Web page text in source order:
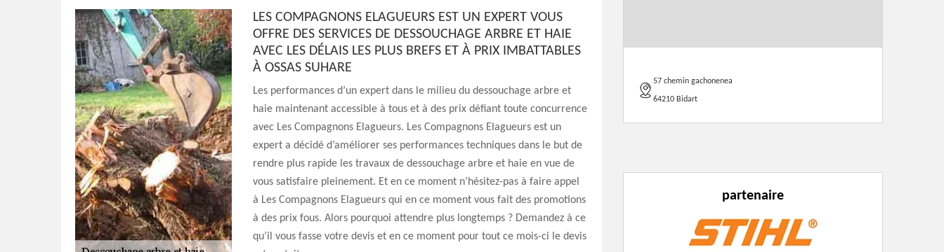
LES COMPAGNONS ELAGUEURS EST UN EXPERT VOUS
OFFRE DES SERVICES DE DESSOUCHAGE ARBRE ET HAIE
AVEC LES DÉLAIS LES PLUS BREFS ET À PRIX IMBATTABLES
À OSSAS SUHARE
Les performances d’un expert dans le milieu du dessouchage arbre et
haie maintenant accessible à tous et à des prix défiant toute concurrence
avec Les Compagnons Elagueurs. Les Compagnons Elagueurs est un
expert a décidé d’améliorer ses performances techniques dans le but de
rendre plus rapide les travaux de dessouchage arbre et haie en vue de
vous satisfaire pleinement. Et en ce moment n’hésitez-pas à faire appel
à Les Compagnons Elagueurs qui en ce moment vous fait des promotions
à des prix fous. Alors pourquoi attendre plus longtemps ? Demandez à ce
qu’il vous fasse votre devis et en ce moment pour tout ce mois-ci le devis
57 chemin gachonenea
64210 Bidart
partenaire